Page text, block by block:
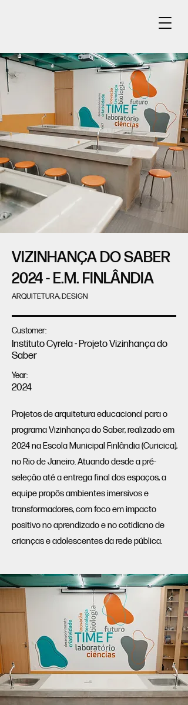
VIZINHANÇA DO SABER
2024 - E.M. FINLÂNDIA
ARQUITETURA, DESIGN
Customer:
Instituto Cyrela - Projeto Vizinhança do
Saber
Year:
2024
Projetos de arquitetura educacional para o
programa Vizinhança do Saber, realizado em
2024 na Escola Municipal Finlândia (Curicica),
no Rio de Janeiro. Atuando desde a pré-
seleção até a entrega final dos espaços, a
equipe propôs ambientes imersivos e
transformadores, com foco em impacto
positivo no aprendizado e no cotidiano de
crianças e adolescentes da rede pública.